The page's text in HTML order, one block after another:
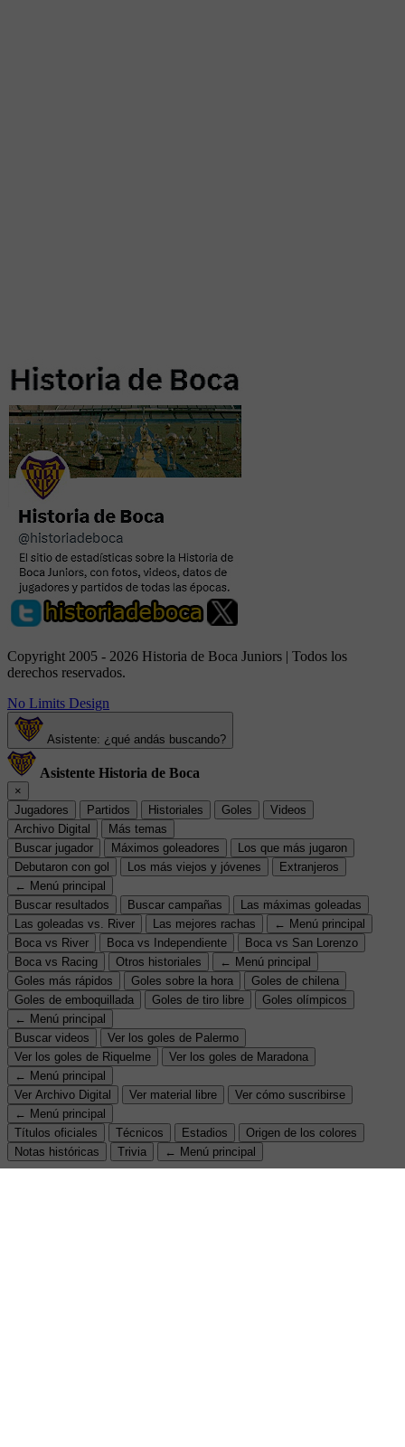
Copyright 2005 - 2026 Historia de Boca Juniors | Todos los
derechos reservados.
No Limits Design
Asistente: ¿qué andás buscando?
Asistente Historia de Boca
×
Jugadores
Partidos Historiales Goles
Videos
Archivo Digital
Más temas
Buscar jugador
Máximos goleadores
Los que más jugaron
Debutaron con gol
Los más viejos y jóvenes
Extranjeros
← Menú principal
Buscar resultados
Buscar campañas
Las máximas goleadas
Las goleadas vs. River
Las mejores rachas
← Menú principal
Boca vs River
Boca vs Independiente
Boca vs San Lorenzo
Boca vs Racing
Otros historiales
← Menú principal
Goles más rápidos
Goles sobre la hora
Goles de chilena
Goles de emboquillada
Goles de tiro libre
Goles olímpicos
← Menú principal
Buscar videos
Ver los goles de Palermo
Ver los goles de Riquelme
Ver los goles de Maradona
← Menú principal
Ver Archivo Digital
Ver material libre
Ver cómo suscribirse
← Menú principal
Títulos oficiales
Técnicos Estadios
Origen de los colores
Notas históricas
Trivia ← Menú principal